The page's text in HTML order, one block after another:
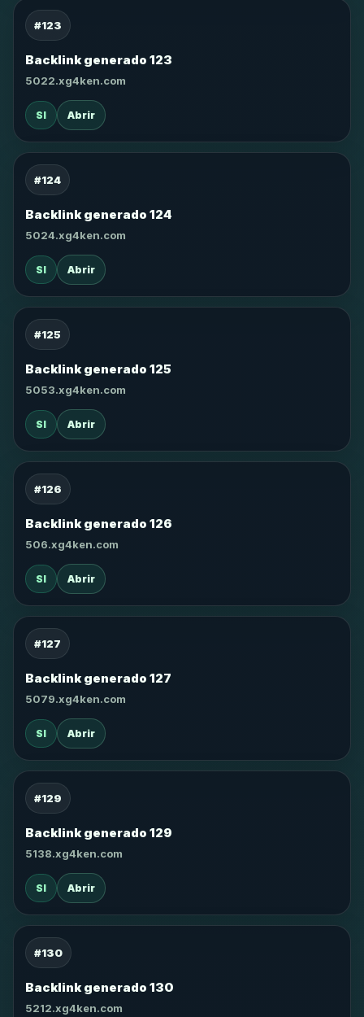
#123
Backlink generado 123
5022.xg4ken.com
SI Abrir
#124
Backlink generado 124
5024.xg4ken.com
SI Abrir
#125
Backlink generado 125
5053.xg4ken.com
SI Abrir
#126
Backlink generado 126
506.xg4ken.com
SI Abrir
#127
Backlink generado 127
5079.xg4ken.com
SI Abrir
#129
Backlink generado 129
5138.xg4ken.com
SI Abrir
#130
Backlink generado 130
5212.xg4ken.com